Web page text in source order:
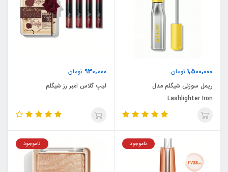
1,500,000 تومان
ریمل سوزنی شیگلم مدل
Lashlighter Iron
930,000 تومان
لیپ گلاس امبر رز شیگلم
ناموجود ناموجود